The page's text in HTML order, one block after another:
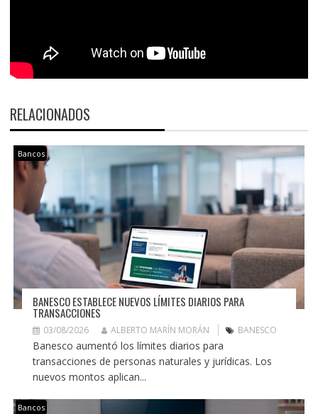
RELACIONADOS
Bancos
BANESCO ESTABLECE NUEVOS LÍMITES DIARIOS PARA
TRANSACCIONES
03/08/2026 ALBERTO MARÍN MORÁN BANESCO
Banesco aumentó los límites diarios para
transacciones de personas naturales y jurídicas. Los
nuevos montos aplican...
Bancos